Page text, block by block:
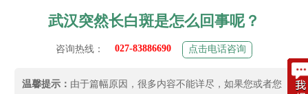
武汉突然长白斑是怎么回事呢？
咨询热线： 027-83886690 点击电话咨询
温馨提示： 由于篇幅原因，很多内容不能详尽，如果您或者您